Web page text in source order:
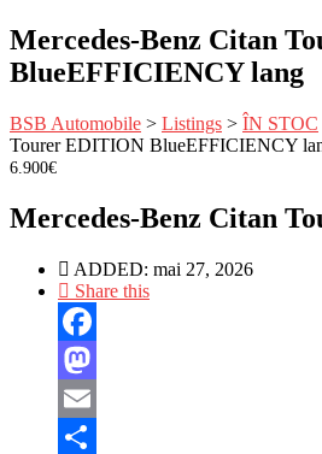
Mercedes-Benz Citan
BlueEFFICIENCY lang
BSB Automobile > Listings > ÎN STOC
Tourer EDITION BlueEFFICIENCY
6.900€
Mercedes-Benz Citan
ADDED: mai 27, 2026
Share this
Facebook
Mastodon
Email